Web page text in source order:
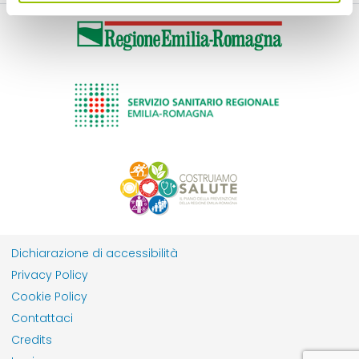
Dichiarazione di accessibilità
Privacy Policy
Cookie Policy
Contattaci
Credits